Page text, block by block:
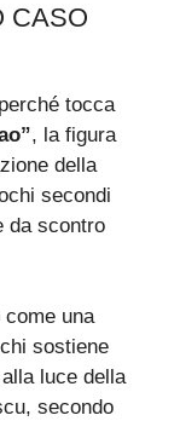
CASO
tocca
, la figura
della
secondi
da scontro
come una
sostiene
luce della
secondo